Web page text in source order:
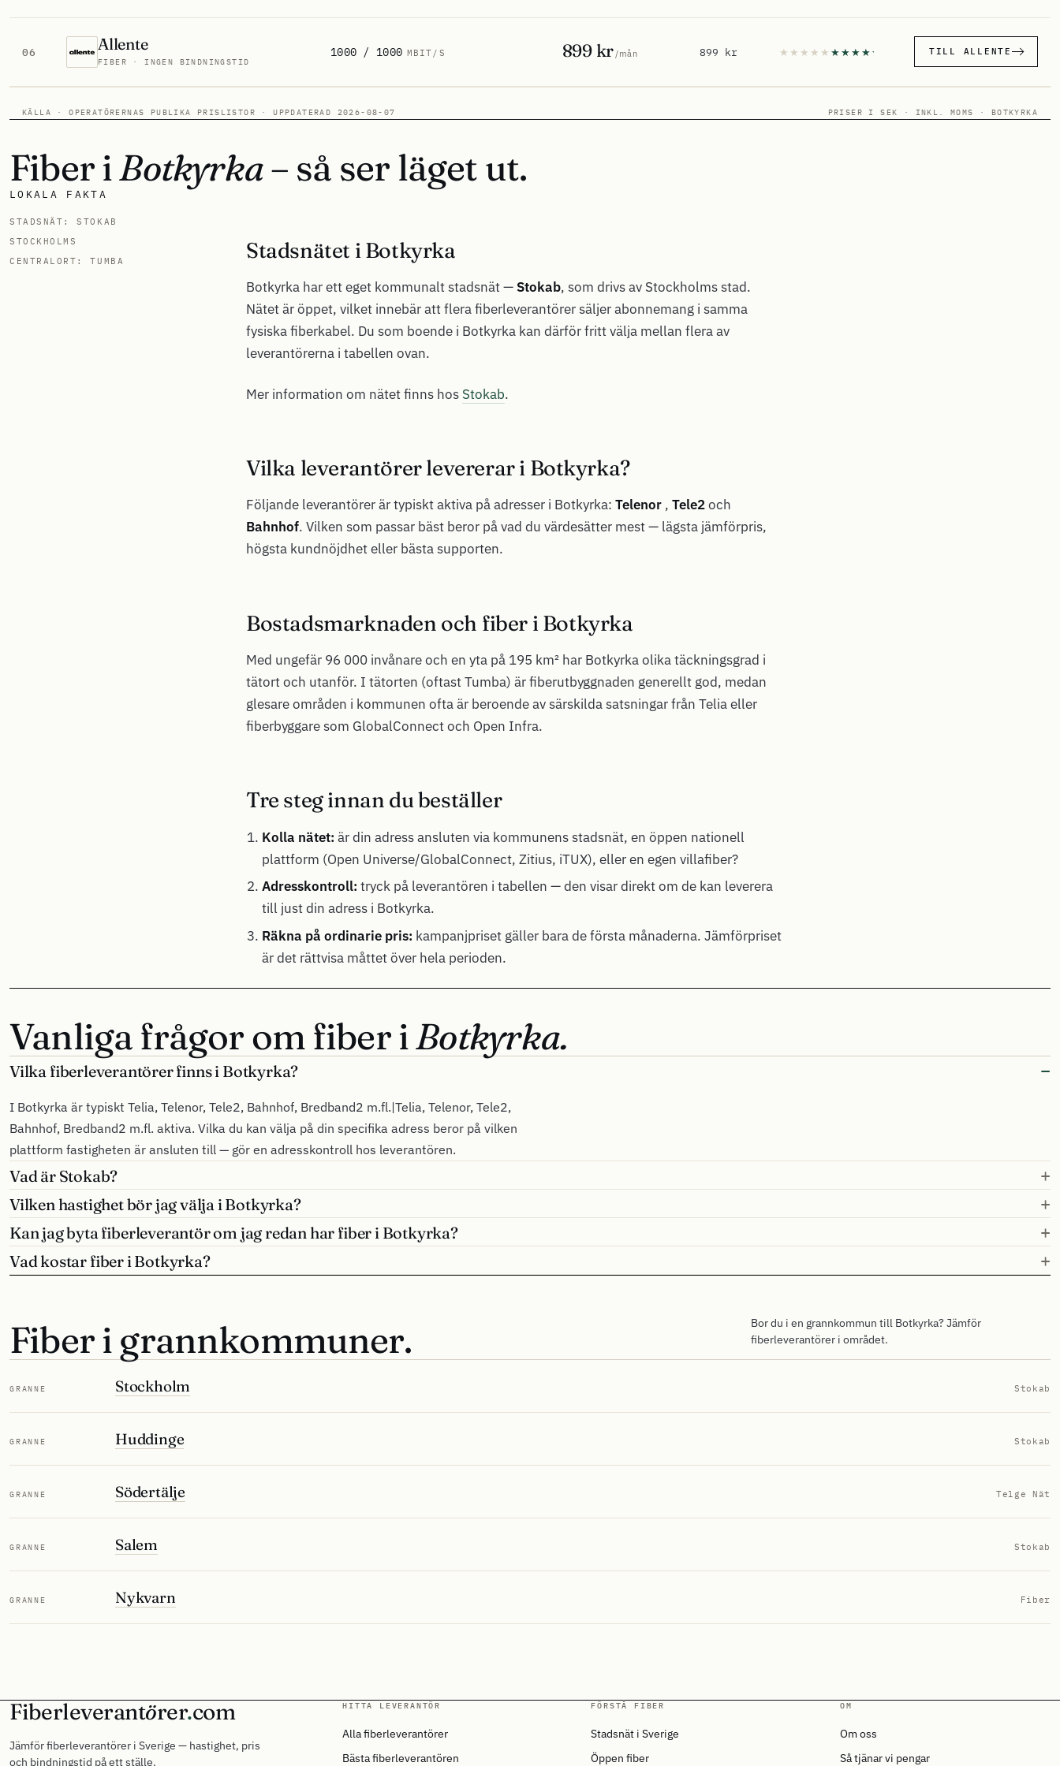
06 Allente
FIBER · INGEN BINDNINGSTID
1000 / 1000 MBIT/S 899 kr/mån 899 kr TILL ALLENTE
KÄLLA · OPERATÖRERNAS PUBLIKA PRISLISTOR · UPPDATERAD 2026-08-07 PRISER I SEK · INKL. MOMS · BOTKYRKA
Fiber iBotkyrka– så ser läget ut.
LOKALA FAKTA
STADSNÄT: STOKAB
STOCKHOLMS
CENTRALORT: TUMBA
Stadsnätet i Botkyrka
Botkyrka har ett eget kommunalt stadsnät — Stokab, som drivs av Stockholms stad.
Nätet är öppet, vilket innebär att flera fiberleverantörer säljer abonnemang i samma
fysiska fiberkabel. Du som boende i Botkyrka kan därför fritt välja mellan flera av
leverantörerna i tabellen ovan.
Mer information om nätet finns hos Stokab.
Vilka leverantörer levererar i Botkyrka?
Följande leverantörer är typiskt aktiva på adresser i Botkyrka: Telenor , Tele2och
Bahnhof. Vilken som passar bäst beror på vad du värdesätter mest — lägsta jämförpris,
högsta kundnöjdhet eller bästa supporten.
Bostadsmarknaden och fiber i Botkyrka
Med ungefär 96 000 invånare och en yta på 195 km² har Botkyrka olika täckningsgrad i
tätort och utanför. I tätorten (oftast Tumba) är fiberutbyggnaden generellt god, medan
glesare områden i kommunen ofta är beroende av särskilda satsningar från Telia eller
fiberbyggare som GlobalConnect och Open Infra.
Tre steg innan du beställer
Kolla nätet: är din adress ansluten via kommunens stadsnät, en öppen nationell
plattform (Open Universe/GlobalConnect, Zitius, iTUX), eller en egen villafiber?
Adresskontroll: tryck på leverantören i tabellen — den visar direkt om de kan leverera
till just din adress i Botkyrka.
Räkna på ordinarie pris: kampanjpriset gäller bara de första månaderna. Jämförpriset
är det rättvisa måttet över hela perioden.
Vanliga frågor om fiber iBotkyrka.
Vilka fiberleverantörer finns i Botkyrka?
I Botkyrka är typiskt Telia, Telenor, Tele2, Bahnhof, Bredband2 m.fl.|Telia, Telenor, Tele2,
Bahnhof, Bredband2 m.fl. aktiva. Vilka du kan välja på din specifika adress beror på vilken
plattform fastigheten är ansluten till — gör en adresskontroll hos leverantören.
Vad är Stokab?
Vilken hastighet bör jag välja i Botkyrka?
Kan jag byta fiberleverantör om jag redan har fiber i Botkyrka?
Vad kostar fiber i Botkyrka?
Fiber i grannkommuner.
Bor du i en grannkommun till Botkyrka? Jämför
fiberleverantörer i området.
GRANNE Stockholm Stokab
GRANNE Huddinge Stokab
GRANNE Södertälje Telge Nät
GRANNE Salem Stokab
GRANNE Nykvarn Fiber
Fiberleverantörer.com
Jämför fiberleverantörer i Sverige — hastighet, pris
och bindningstid på ett ställe.
HITTA LEVERANTÖR
Alla fiberleverantörer
Bästa fiberleverantören
FÖRSTÅ FIBER
Stadsnät i Sverige
Öppen fiber
OM
Om oss
Så tjänar vi pengar